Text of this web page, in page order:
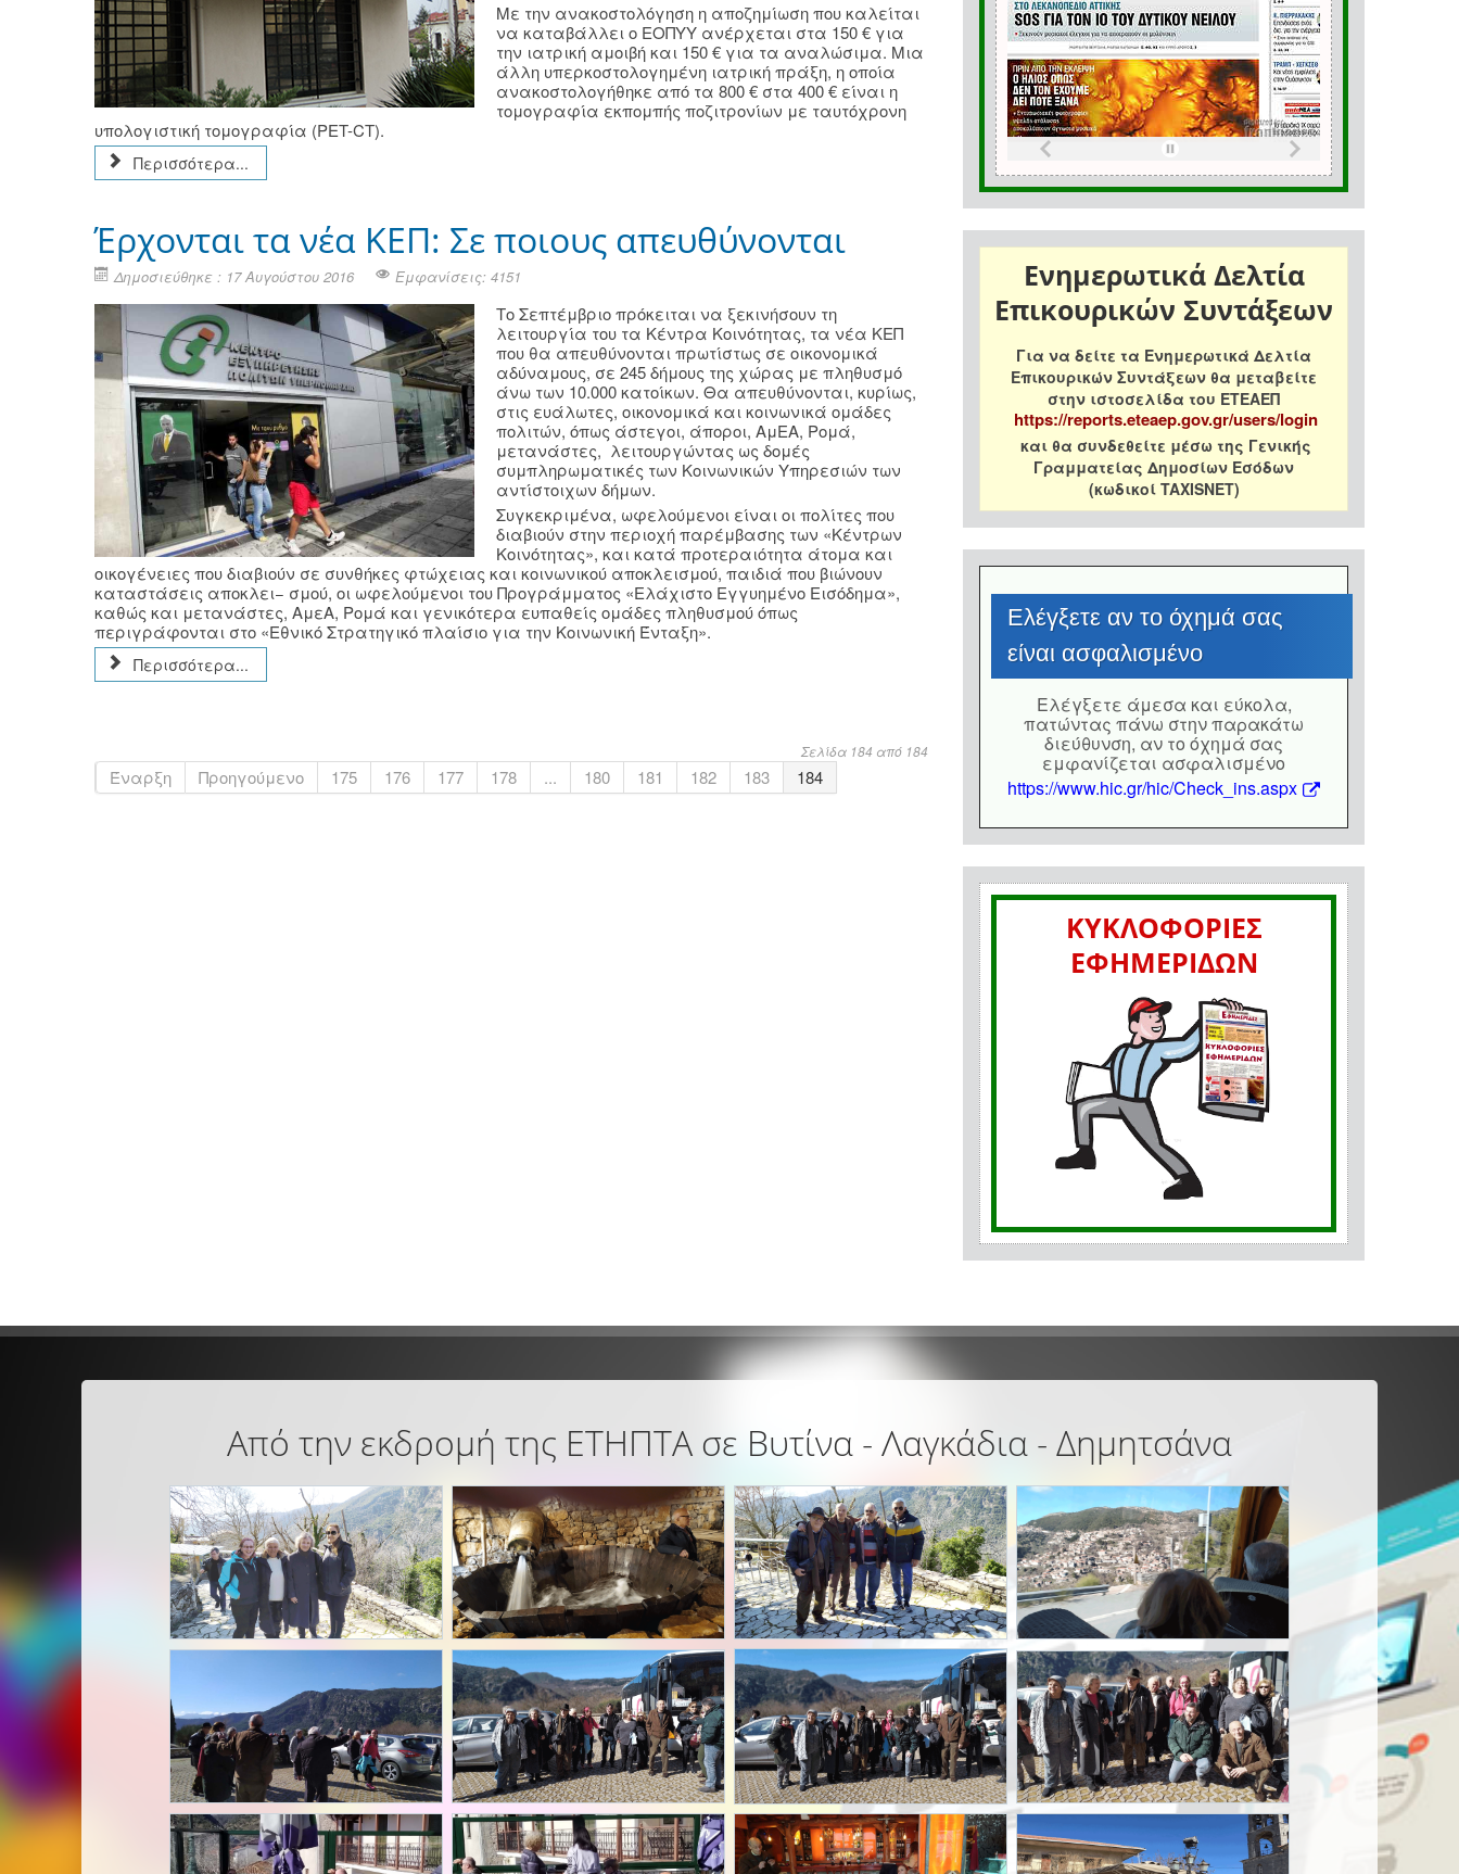
Με την ανακοστολόγηση η αποζημίωση που καλείται
να καταβάλλει ο ΕΟΠΥΥ ανέρχεται στα 150 € για
την ιατρική αμοιβή και 150 € για τα αναλώσιμα. Μια
άλλη υπερκοστολογημένη ιατρική πράξη, η οποία
ανακοστολογήθηκε από τα 800 € στα 400 € είναι η
τομογραφία εκπομπής ποζιτρονίων με ταυτόχρονη
υπολογιστική τομογραφία (PET-CT).
Περισσότερα...
Έρχονται τα νέα ΚΕΠ: Σε ποιους απευθύνονται
Δημοσιεύθηκε : 17 Αυγούστου 2016 Εμφανίσεις: 4151
Το Σεπτέμβριο πρόκειται να ξεκινήσουν τη
λειτουργία του τα Κέντρα Κοινότητας, τα νέα ΚΕΠ
που θα απευθύνονται πρωτίστως σε οικονομικά
αδύναμους, σε 245 δήμους της χώρας με πληθυσμό
άνω των 10.000 κατοίκων. Θα απευθύνονται, κυρίως,
στις ευάλωτες, οικονομικά και κοινωνικά ομάδες
πολιτών, όπως άστεγοι, άποροι, ΑμΕΑ, Ρομά,
μετανάστες, λειτουργώντας ως δομές
συμπληρωματικές των Κοινωνικών Υπηρεσιών των
αντίστοιχων δήμων.
Συγκεκριμένα, ωφελούμενοι είναι οι πολίτες που
διαβιούν στην περιοχή παρέμβασης των «Κέντρων
Κοινότητας», και κατά προτεραιότητα άτομα και
οικογένειες που διαβιούν σε συνθήκες φτώχειας και κοινωνικού αποκλεισμού, παιδιά που βιώνουν
καταστάσεις αποκλει− σμού, οι ωφελούμενοι του Προγράμματος «Ελάχιστο Εγγυημένο Εισόδημα»,
καθώς και μετανάστες, ΑμεΑ, Ρομά και γενικότερα ευπαθείς ομάδες πληθυσμού όπως
περιγράφονται στο «Εθνικό Στρατηγικό πλαίσιο για την Κοινωνική Ένταξη».
Περισσότερα...
Σελίδα 184 από 184
Έναρξη Προηγούμενο 175 176 177 178 ... 180 181 182 183 184
Ενημερωτικά Δελτία
Επικουρικών Συντάξεων
Για να δείτε τα Ενημερωτικά Δελτία
Επικουρικών Συντάξεων θα μεταβείτε
στην ιστοσελίδα του ΕΤΕΑΕΠ
https://reports.eteaep.gov.gr/users/login
και θα συνδεθείτε μέσω της Γενικής
Γραμματείας Δημοσίων Εσόδων
(κωδικοί TAXISNET)
Eλέγξετε αν το όχημά σας
είναι ασφαλισμένο
Eλέγξετε άμεσα και εύκολα,
πατώντας πάνω στην παρακάτω
διεύθυνση, αν το όχημά σας
εμφανίζεται ασφαλισμένο
https://www.hic.gr/hic/Check_ins.aspx
ΚΥΚΛΟΦΟΡΙΕΣ
ΕΦΗΜΕΡΙΔΩΝ
Από την εκδρομή της ΕΤΗΠΤΑ σε Βυτίνα - Λαγκάδια - Δημητσάνα